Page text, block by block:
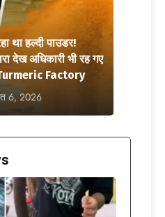
था हल्दी पाउडर!
देख अधिकारी भी रह गए
Factory
6, 2026